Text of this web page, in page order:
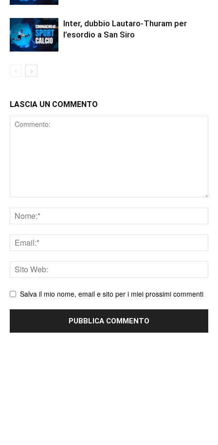
Inter, dubbio Lautaro-Thuram per
l’esordio a San Siro
LASCIA UN COMMENTO
Comment
Nome
Email
Sito
web
Salva il mio nome, email e sito per i miei prossimi commenti